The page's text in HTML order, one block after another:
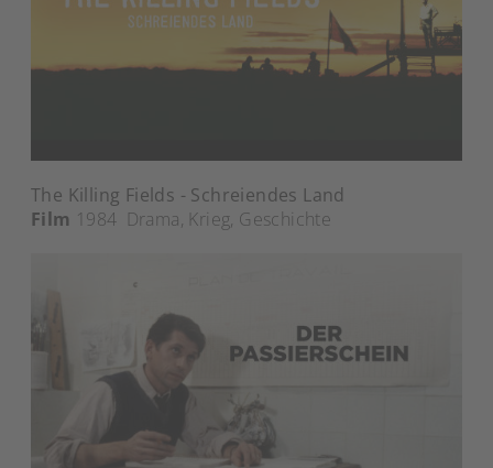
The Killing Fields - Schreiendes Land
Film 1984 Drama, Krieg, Geschichte